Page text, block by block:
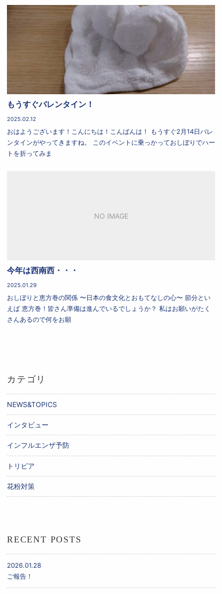
もうすぐバレンタイン！
2025.02.12
おはようございます！こんにちは！こんばんは！ もうすぐ2月14日バレ
ンタインがやってきますね。 このイベントに乗っかっておしぼりでハー
トを折ってみま
NO IMAGE
今年は西南西・・・
2025.01.29
おしぼりと恵方巻の関係 〜日本の食文化とおもてなしの心〜 節分とい
えば 恵方巻！皆さん準備は進んでいるでしょうか？ 私はお願いがたく
さんあるので何をお願
カテゴリ
NEWS&TOPICS
インタビュー
インフルエンザ予防
トリビア
花粉対策
RECENT POSTS
2026.01.28
ご報告！